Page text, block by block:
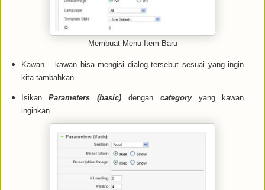
Membuat Menu Item Baru
Kawan – kawan bisa mengisi dialog tersebut sesuai yang ingin
kita tambahkan.
IsikanParameters (basic) dengan categoryyang kawan
inginkan.